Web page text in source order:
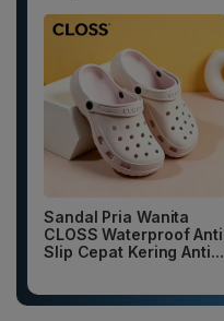
Sandal Pria Wanita
CLOSS Waterproof Anti
Slip Cepat Kering Anti...